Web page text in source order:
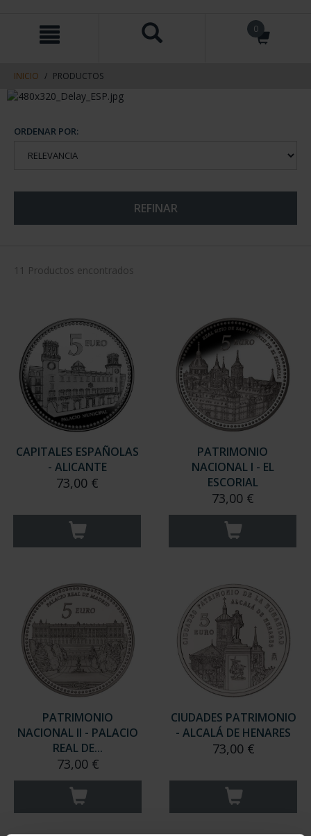
contenido
navegacin
0
INICIO PRODUCTOS
ORDENAR POR:
REFINAR
11 Productos encontrados
CAPITALES ESPAÑOLAS
- ALICANTE
73,00 €
PATRIMONIO
NACIONAL I - EL
ESCORIAL
73,00 €
PATRIMONIO
NACIONAL II - PALACIO
REAL DE...
73,00 €
CIUDADES PATRIMONIO
- ALCALÁ DE HENARES
73,00 €